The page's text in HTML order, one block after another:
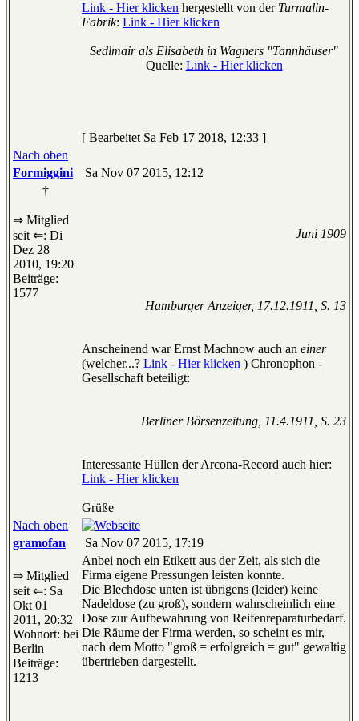
Link - Hier klicken hergestellt von der Turmalin-
Fabrik: Link - Hier klicken
Sedlmair als Elisabeth in Wagners "Tannhäuser"
Quelle: Link - Hier klicken
[ Bearbeitet Sa Feb 17 2018, 12:33 ]
Nach oben
Formiggini
Sa Nov 07 2015, 12:12
†
⇒ Mitglied
seit ⇐: Di
Dez 28
2010, 19:20
Beiträge:
1577
Juni 1909
Hamburger Anzeiger, 17.12.1911, S. 13
Anscheinend war Ernst Machnow auch an einer
(welcher...? Link - Hier klicken ) Chronophon -
Gesellschaft beteiligt:
Berliner Börsenzeitung, 11.4.1911, S. 23
Interessante Hüllen der Arcona-Record auch hier:
Link - Hier klicken
Grüße
Nach oben
gramofan
Sa Nov 07 2015, 17:19
⇒ Mitglied
seit ⇐: Sa
Okt 01
2011, 20:32
Wohnort: bei
Berlin
Beiträge:
1213
Anbei noch ein Etikett aus der Zeit, als sich die
Firma eigene Pressungen leisten konnte.
Die Blechdose unten ist übrigens (leider) keine
Nadeldose (zu groß), sondern wahrscheinlich eine
Dose zur Aufbewahrung von Reifenreparaturbedarf.
Die Räume der Firma werden, so scheint es mir,
nach dem Motto "groß = erfolgreich = gut" gewaltig
übertrieben dargestellt.